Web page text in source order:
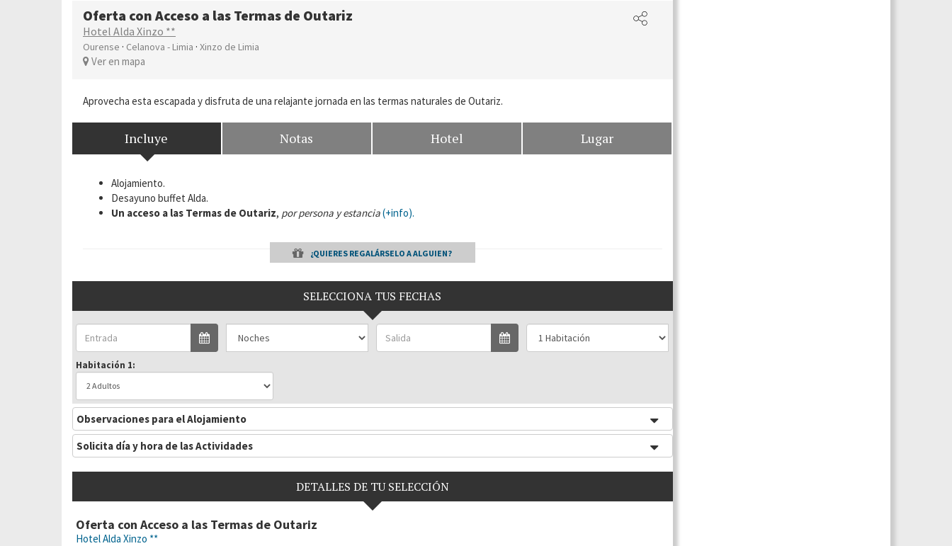
Oferta con Acceso a las Termas de Outariz
Hotel Alda Xinzo **
Ourense · Celanova - Limia · Xinzo de Limia
Ver en mapa
Aprovecha esta escapada y disfruta de una relajante jornada en las termas naturales de Outariz.
Incluye Notas Hotel Lugar
Alojamiento.
Desayuno buffet Alda.
Un acceso a las Termas de Outariz, por persona y estancia(+info).
¿QUIERES REGALÁRSELO A ALGUIEN?
SELECCIONA TUS FECHAS
Habitación 1:
Observaciones para el Alojamiento
Solicita día y hora de las Actividades
DETALLES DE TU SELECCIÓN
Oferta con Acceso a las Termas de Outariz
Hotel Alda Xinzo **